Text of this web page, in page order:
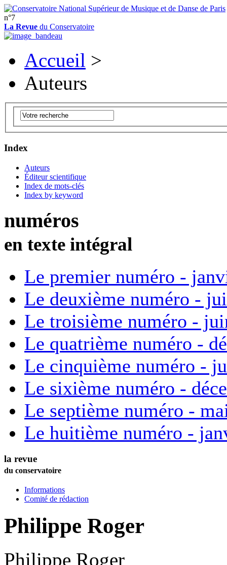
n°7
La Revue du Conservatoire
Accueil >
Auteurs
Index
Auteurs
Éditeur scientifique
Index de mots-clés
Index by keyword
numéros
en texte intégral
Le premier numéro -
Le deuxième numéro -
Le troisième numéro -
Le quatrième numéro -
Le cinquième numéro -
Le sixième numéro -
Le septième numéro -
Le huitième numéro -
la revue
du conservatoire
Informations
Comité de rédaction
Philippe Roger
Philippe Roger